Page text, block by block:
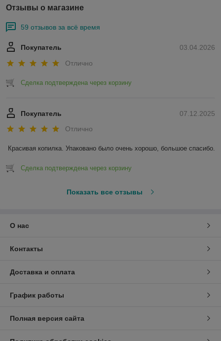
Отзывы о магазине
59 отзывов за всё время
03.04.2026
Покупатель
Отлично
Сделка подтверждена через корзину
07.12.2025
Покупатель
Отлично
Красивая копилка. Упаковано было очень хорошо, большое спасибо.
Сделка подтверждена через корзину
Показать все отзывы
О нас
Контакты
Доставка и оплата
График работы
Полная версия сайта